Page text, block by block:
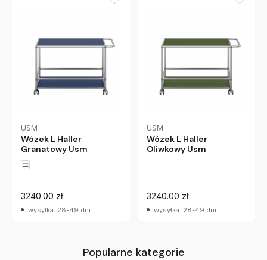
USM
Wózek L Haller
Granatowy Usm
3240.00 zł
wysyłka: 28-49 dni
USM
Wózek L Haller
Oliwkowy Usm
3240.00 zł
wysyłka: 28-49 dni
Popularne kategorie